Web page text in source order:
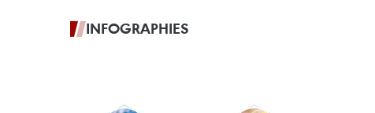
INFOGRAPHIES